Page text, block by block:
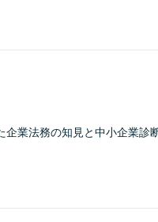
業法務の知見と中小企業診